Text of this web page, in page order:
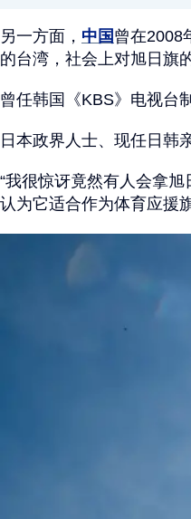
另一方面， 中国 曾在2008
的台湾，社会上对旭日旗
曾任韩国《KBS》电视台
日本政界人士、现任日韩
“我很惊讶竟然有人会拿
认为它适合作为体育应援